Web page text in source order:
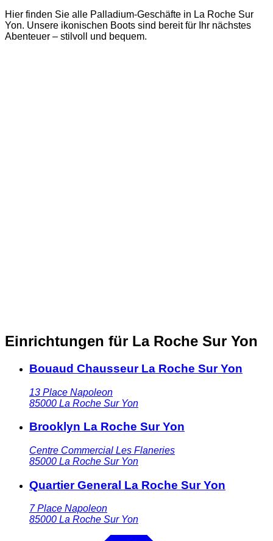
Hier finden Sie alle Palladium-Geschäfte in La Roche Sur
Yon. Unsere ikonischen Boots sind bereit für Ihr nächstes
Abenteuer – stilvoll und bequem.
Einrichtungen für La Roche Sur Yon
Bouaud Chausseur La Roche Sur Yon
13 Place Napoleon
85000 La Roche Sur Yon
Brooklyn La Roche Sur Yon
Centre Commercial Les Flaneries
85000 La Roche Sur Yon
Quartier General La Roche Sur Yon
7 Place Napoleon
85000 La Roche Sur Yon